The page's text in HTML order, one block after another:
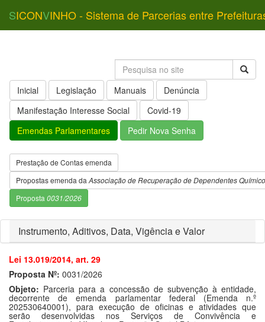
SICONVINHO - Sistema de Parcerias entre
Inicial Legislação Manuais
Denúncia
Manifestação Interesse Social
Covid-19
Emendas Parlamentares
Pedir Nova Senha
Prestação de Contas emenda
Propostas emenda da Associação de Recuperação de Dependentes
Proposta 0031/2026
Instrumento, Aditivos, Data, Vigência e Valor
Lei 13.019/2014, art. 29
Proposta Nº: 0031/2026
Objeto: Parceria para a concessão de subvenção à entidade,
decorrente de emenda parlamentar federal (Emenda n.º
202530640001), para execução de oficinas e atividades que
serão desenvolvidas nos Serviços de Convivência e